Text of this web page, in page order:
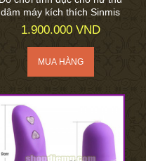
dâm máy kích thích Sinmis
1.900.000 VND